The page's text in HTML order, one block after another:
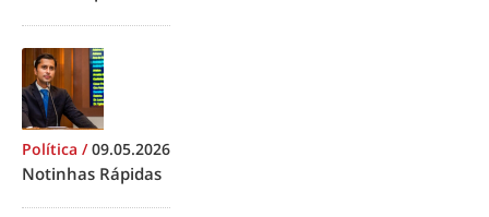
Política /09.05.2026
Notinhas Rápidas